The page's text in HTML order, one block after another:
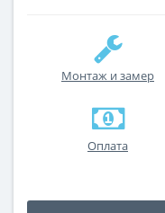
Монтаж и замер
Оплата